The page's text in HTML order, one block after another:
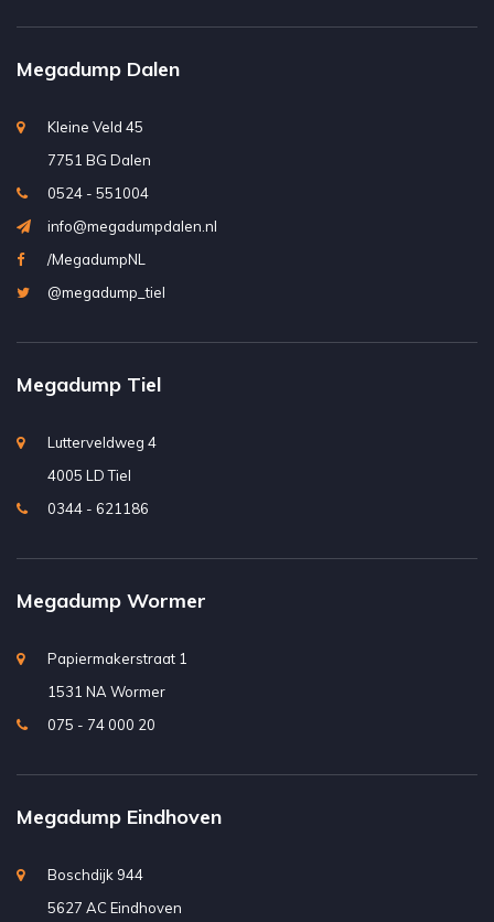
Megadump Dalen
Kleine Veld 45
7751 BG Dalen
0524 - 551004
info@megadumpdalen.nl
/MegadumpNL
@megadump_tiel
Megadump Tiel
Lutterveldweg 4
4005 LD Tiel
0344 - 621186
Megadump Wormer
Papiermakerstraat 1
1531 NA Wormer
075 - 74 000 20
Megadump Eindhoven
Boschdijk 944
5627 AC Eindhoven